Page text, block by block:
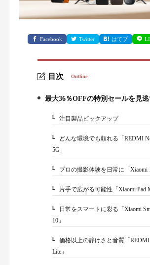
Facebook Twitter はてブ
目次 Outline
1.
最大36％OFFの特別セールを見逃
1-1.注目製品ピックアップ
1-1-1.どんな環境でも頼れる「REDMI
5G」
1-1-2.プロの撮影体験を日常に「Xiaomi
1-1-3.片手で広がる可能性「Xiaomi Pad
1-1-4.日常をスマートに彩る「Xiaomi
10」
1-1-5.
価格以上の静けさと音質「REDMI
Lite」